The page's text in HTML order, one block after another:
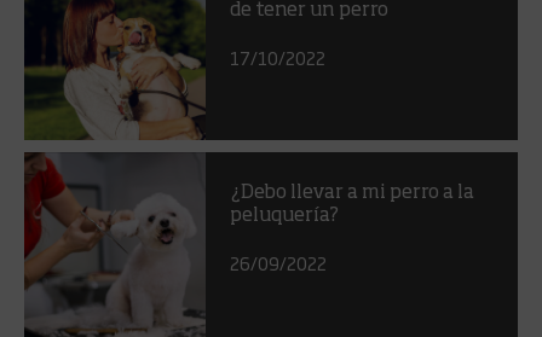
de tener un perro
17/10/2022
¿Debo llevar a mi perro a la
peluquería?
26/09/2022